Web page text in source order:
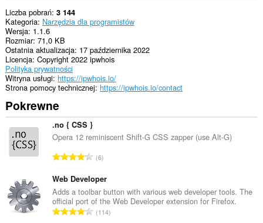
Liczba pobrań 3 144
Kategoria Narzędzia dla programistów
Wersja 1.1.6
Rozmiar 71,0 KB
Ostatnia aktualizacja 17 października 2022
Licencja Copyright 2022 ipwhois
Polityka prywatności
Witryna usługi https://ipwhois.io/
Strona pomocy technicznej https://ipwhois.io/contact
Pokrewne
.no { CSS }
Opera 12 reminiscent Shift-G CSS zapper (use Alt-G)
C
ł
k
o
w
6
Web Developer
Adds a toolbar button with various web developer tools. The
official port of the Web Developer extension for Firefox.
C114